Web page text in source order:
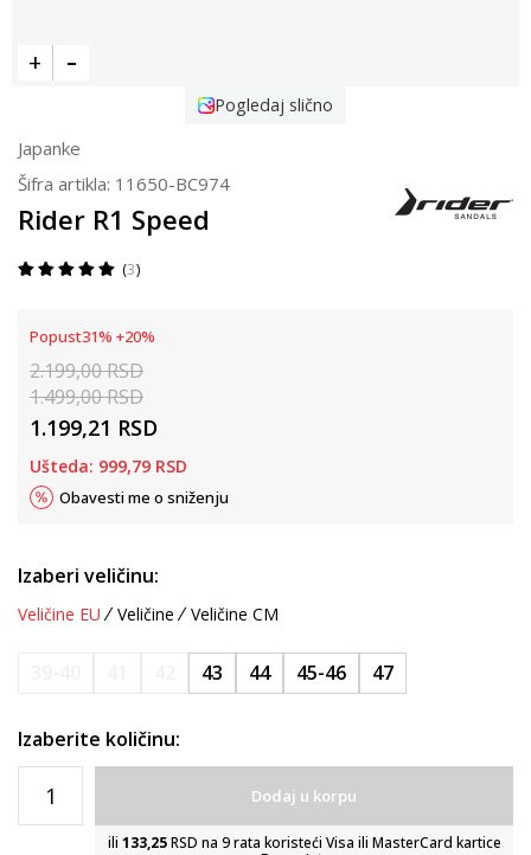
Pogledaj slično
Japanke
Šifra artikla: 11650-BC974
Rider R1 Speed
3
Popust31% +20%
2.199,00RSD
1.499,00RSD
1.199,21 RSD
Ušteda: 999,79 RSD
Obavesti me o sniženju
Izaberi veličinu:
Veličine EU Veličine Veličine CM
43 44 45-46 47
Izaberite količinu:
Dodaj u korpu
ili 133,25RSD na 9 rata koristeći Visa ili MasterCard kartice